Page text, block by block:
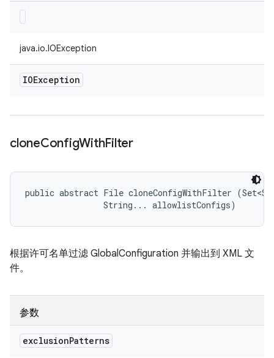
java.io.IOException
IOException
cloneConfigWithFilter
public abstract File cloneConfigWithFilter
                String... allowlistConfigs)
根据许可名单过滤 GlobalConfiguration 并输出到 XML 文
件。
参数
exclusionPatterns